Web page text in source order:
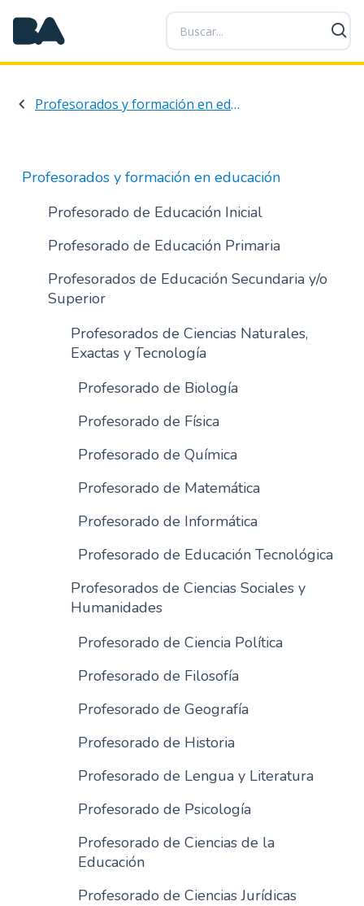
P
a
s
a
a
n
t
n
d
r
i
n
a
Profesorados y formación en educación
Profesorados y formación en educación
Profesorado de Educación Inicial
Profesorado de Educación Primaria
Profesorados de Educación Secundaria y/o
Superior
Profesorados de Ciencias Naturales,
Exactas y Tecnología
Profesorado de Biología
Profesorado de Física
Profesorado de Química
Profesorado de Matemática
Profesorado de Informática
Profesorado de Educación Tecnológica
Profesorados de Ciencias Sociales y
Humanidades
Profesorado de Ciencia Política
Profesorado de Filosofía
Profesorado de Geografía
Profesorado de Historia
Profesorado de Lengua y Literatura
Profesorado de Psicología
Profesorado de Ciencias de la
Educación
Profesorado de Ciencias Jurídicas